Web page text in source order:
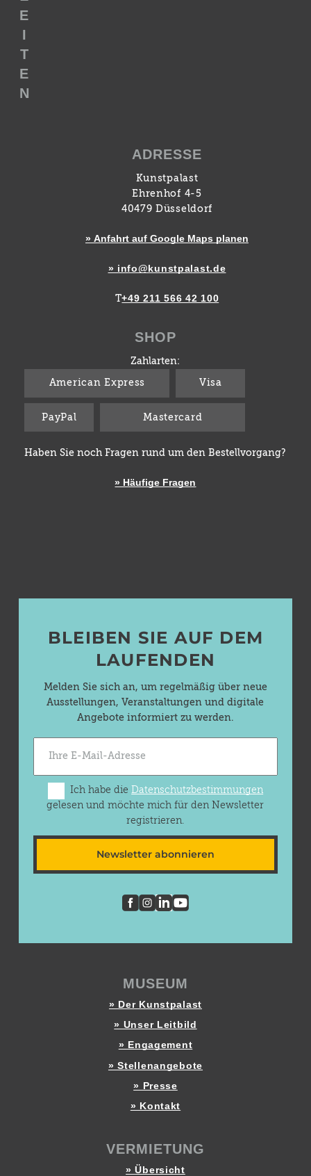
E
I
T
E
N
ADRESSE
Kunstpalast
Ehrenhof 4-5
40479 Düsseldorf
» Anfahrt auf Google Maps planen
» info@kunstpalast.de
T+49 211 566 42 100
SHOP
Zahlarten:
American Express Visa
PayPal Mastercard
Haben Sie noch Fragen rund um den Bestellvorgang?
» Häufige Fragen
BLEIBEN SIE AUF DEM
LAUFENDEN
Melden Sie sich an, um regelmäßig über neue
Ausstellungen, Veranstaltungen und digitale
Angebote informiert zu werden.
Ich habe dieDatenschutzbestimmungen
gelesen und möchte mich für den Newsletter
registrieren.
Newsletter abonnieren
MUSEUM
» Der Kunstpalast
» Unser Leitbild
» Engagement
» Stellenangebote
» Presse
» Kontakt
VERMIETUNG
» Übersicht